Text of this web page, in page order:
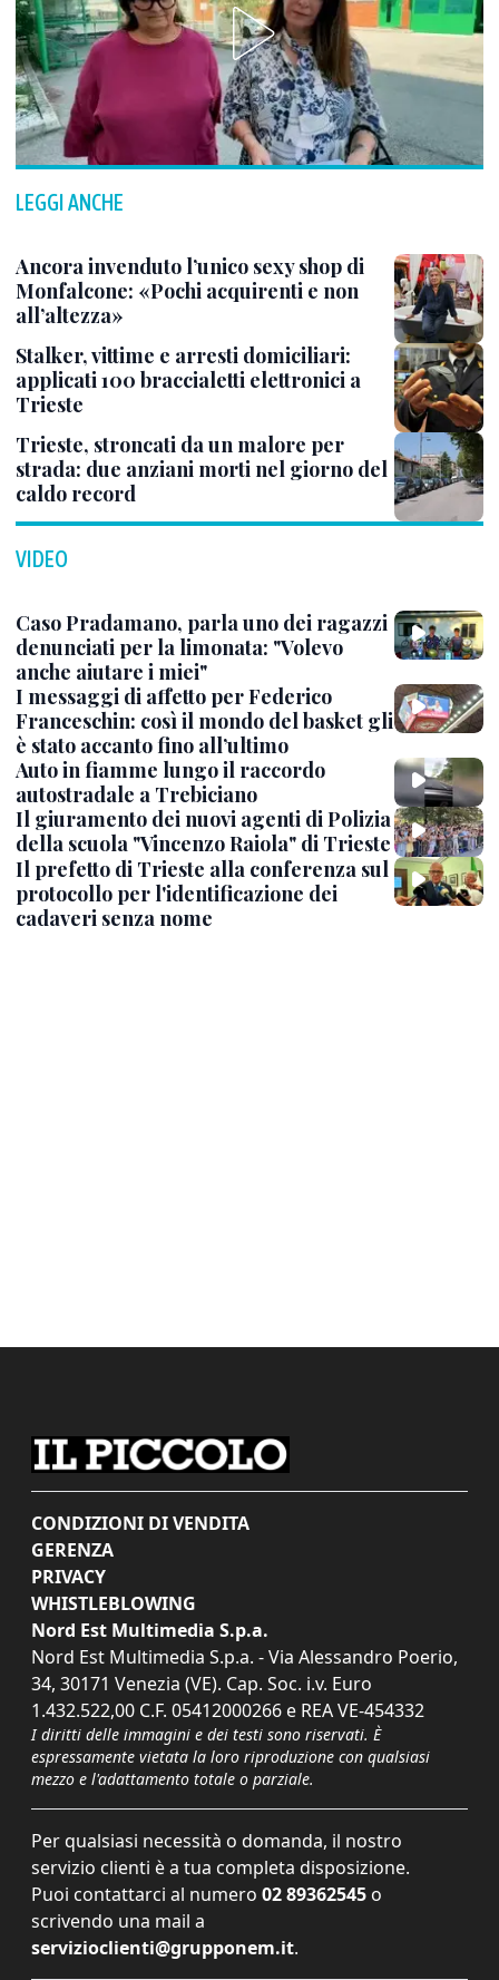
LEGGI ANCHE
Ancora invenduto l’unico sexy shop di
Monfalcone: «Pochi acquirenti e non
all’altezza»
Stalker, vittime e arresti domiciliari:
applicati 100 braccialetti elettronici a
Trieste
Trieste, stroncati da un malore per
strada: due anziani morti nel giorno del
caldo record
VIDEO
Caso Pradamano, parla uno dei ragazzi
denunciati per la limonata: "Volevo
anche aiutare i miei"
I messaggi di affetto per Federico
Franceschin: così il mondo del basket gli
è stato accanto fino all’ultimo
Auto in fiamme lungo il raccordo
autostradale a Trebiciano
Il giuramento dei nuovi agenti di Polizia
della scuola "Vincenzo Raiola" di Trieste
Il prefetto di Trieste alla conferenza sul
protocollo per l'identificazione dei
cadaveri senza nome
CONDIZIONI DI VENDITA
GERENZA
PRIVACY
WHISTLEBLOWING
Nord Est Multimedia S.p.a.
Nord Est Multimedia S.p.a. - Via Alessandro Poerio,
34, 30171 Venezia (VE). Cap. Soc. i.v. Euro
1.432.522,00 C.F. 05412000266 e REA VE-454332
I diritti delle immagini e dei testi sono riservati. È
espressamente vietata la loro riproduzione con qualsiasi
mezzo e l'adattamento totale o parziale.
Per qualsiasi necessità o domanda, il nostro
servizio clienti è a tua completa disposizione.
Puoi contattarci al numero 02 89362545 o
scrivendo una mail a
servizioclienti@grupponem.it.